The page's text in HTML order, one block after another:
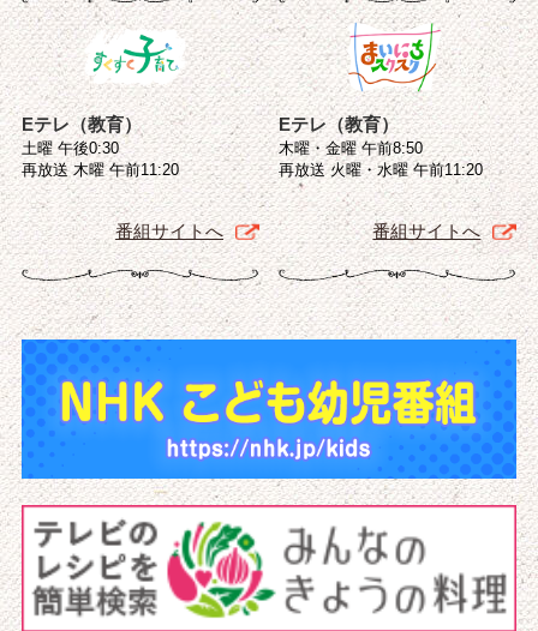
Eテレ（教育）
土曜 午後0:30
再放送 木曜 午前11:20
番組サイトへ
Eテレ（教育）
木曜・金曜 午前8:50
再放送 火曜・水曜 午前11:20
番組サイトへ